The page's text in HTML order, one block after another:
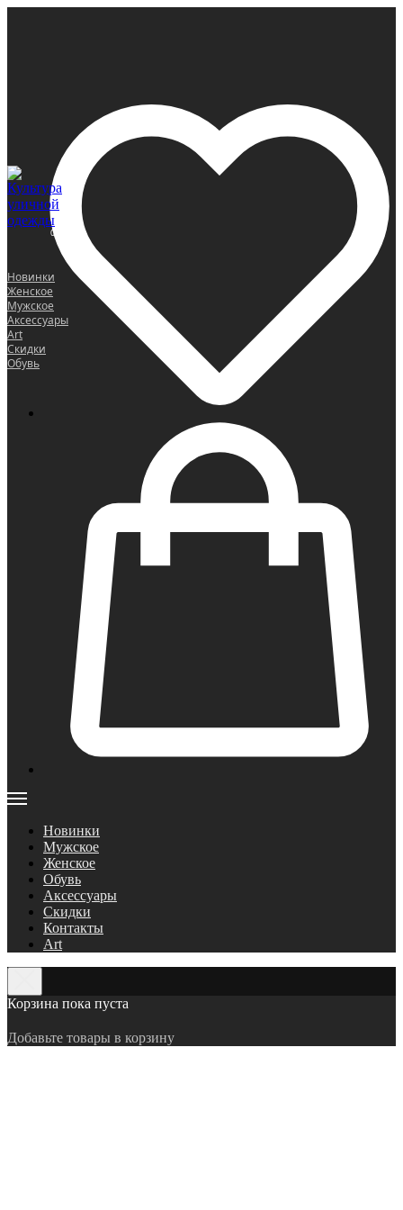
0
Новинки
Женское
Мужское
Аксессуары
Art
Скидки
Обувь
Новинки
Мужское
Женское
Обувь
Аксессуары
Скидки
Контакты
Art
Корзина пока пуста
Добавьте товары в корзину